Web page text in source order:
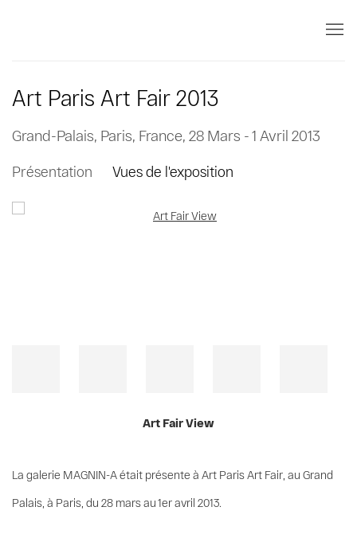
Art Paris Art Fair 2013
Grand-Palais, Paris, France, 28 Mars - 1 Avril 2013
Présentation Vues de l'exposition
Open a larger version of the following image in a popup:
Art Fair View
La galerie MAGNIN-A était présente à Art Paris Art Fair, au Grand
Palais, à Paris, du 28 mars au 1er avril 2013.